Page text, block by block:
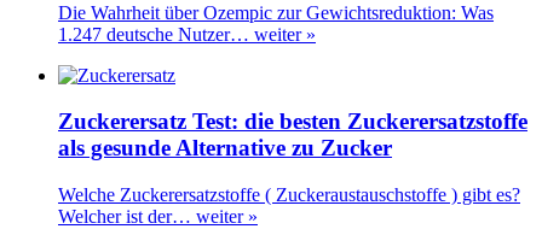
Die Wahrheit über Ozempic zur Gewichtsreduktion: Was
1.247 deutsche Nutzer… weiter »
Zuckerersatz Test: die besten Zuckerersatzstoffe
als gesunde Alternative zu Zucker
Welche Zuckerersatzstoffe ( Zuckeraustauschstoffe ) gibt es?
Welcher ist der… weiter »